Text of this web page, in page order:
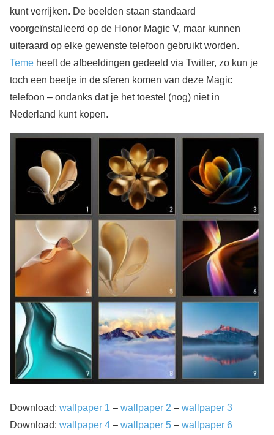
kunt verrijken. De beelden staan standaard
voorgeïnstalleerd op de Honor Magic V, maar kunnen
uiteraard op elke gewenste telefoon gebruikt worden.
Teme heeft de afbeeldingen gedeeld via Twitter, zo kun je
toch een beetje in de sferen komen van deze Magic
telefoon – ondanks dat je het toestel (nog) niet in
Nederland kunt kopen.
Download: wallpaper 1 – wallpaper 2 – wallpaper 3
Download: wallpaper 4 – wallpaper 5 – wallpaper 6